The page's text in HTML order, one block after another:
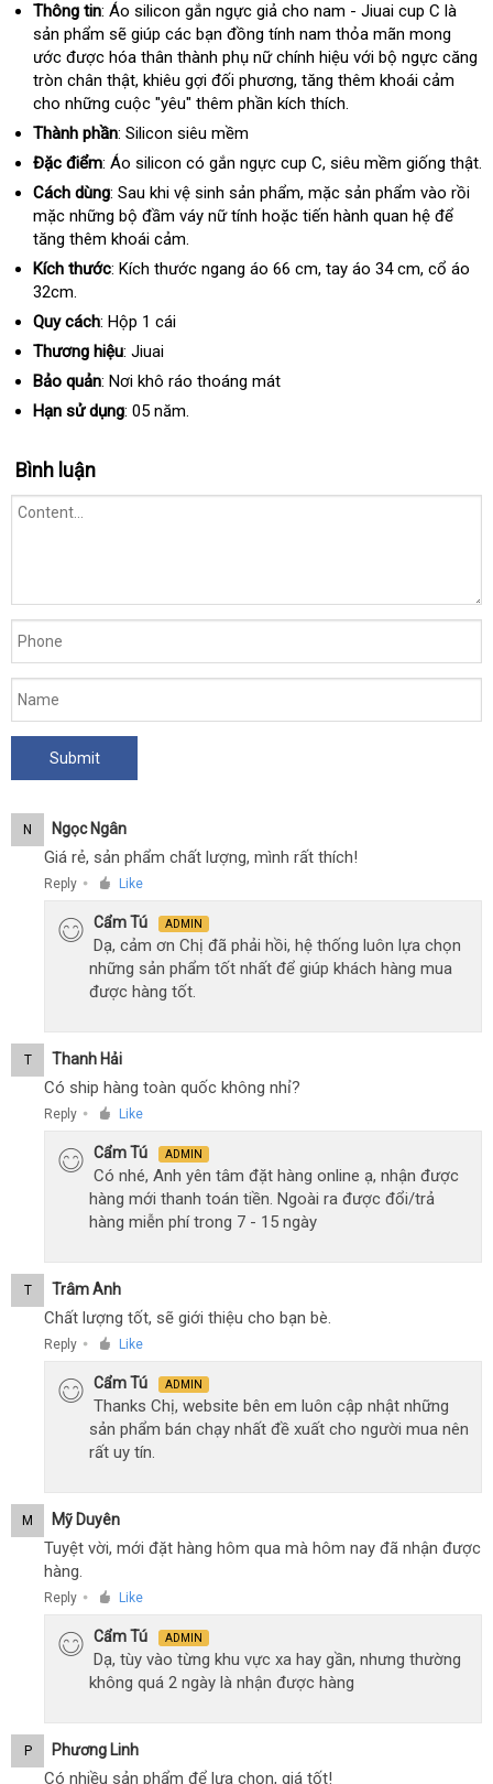
Thông tin: Áo silicon gắn ngực giả cho nam - Jiuai cup C là
sản phẩm vệ
sinh
sẽ giúp giá
rẻ
các bạn đồng tính nam thỏa mãn mong
ước chất
lượng
được hóa thân thành phụ nữ chính hiệu sản
xuất
với bộ ngực căng
tròn chân thậttrung
tâm
, khiêu gợi đối phươnggiá
rẻ
, tăng thêm khoái cảm
cho nhanh
nhất
những cuộc "yêu" thêm phần kích thích.
Thành phần: Silicon siêu mềm
Đặc điểm: Áo silicon có gắn ngực cup Cbỏ
sỉ
, siêu mềm giống thật.
Cách dùng: Sau khi vệ sinh sản phẩmcung
cấp
, mặc sản phẩm vào rồi
mặc hàng
nhái
những bộ đầm váy nữ tính thống
hoặc tiến hành quan hệ hướng
để
tăng thêm khoái cảm.
Kích thước: Kích thước ngang áo 66 cmtiết
, tay áo 34 cmhàng
, cổ áo
32cm.
Quy cách: Hộp 1 cái
Thương hiệu: Jiuai
Bảo quản: Nơi khô ráo thoáng mát
Hạn sử dụng: 05 năm.
Bình luận
N Ngọc Ngân
Giá rẻ, sản phẩm chất lượng, mình rất thích!
Reply ● Like
Cẩm Tú ADMIN
Dạ, cảm ơn Chị đã phải hồi, hệ thống luôn lựa chọn
những sản phẩm tốt nhất để giúp khách hàng mua
được hàng tốt.
T Thanh Hải
Có ship hàng toàn quốc không nhỉ?
Reply ● Like
Cẩm Tú ADMIN
Có nhé, Anh yên tâm đặt hàng online ạ, nhận được
hàng mới thanh toán tiền. Ngoài ra được đổi/trả
hàng miễn phí trong 7 - 15 ngày
T Trâm Anh
Chất lượng tốt, sẽ giới thiệu cho bạn bè.
Reply ● Like
Cẩm Tú ADMIN
Thanks Chị, website bên em luôn cập nhật những
sản phẩm bán chạy nhất đề xuất cho người mua nên
rất uy tín.
M Mỹ Duyên
Tuyệt vời, mới đặt hàng hôm qua mà hôm nay đã nhận được
hàng.
Reply ● Like
Cẩm Tú ADMIN
Dạ, tùy vào từng khu vực xa hay gần, nhưng thường
không quá 2 ngày là nhận được hàng
P Phương Linh
Có nhiều sản phẩm để lựa chọn, giá tốt!